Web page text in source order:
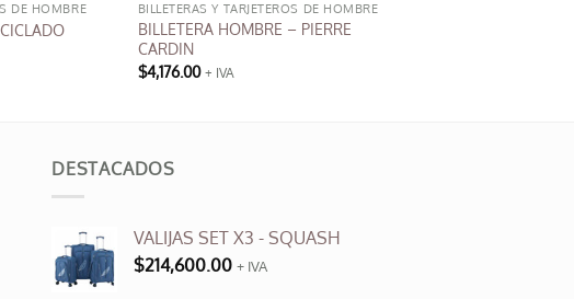
DE HOMBRE BILLETERAS Y TARJETEROS DE HOMBRE
BILLETERA HOMBRE – PIERRE
CARDIN
$4,176.00 + IVA
múltiples
opciones
se
DESTACADOS
VALIJAS SET X3 - SQUASH
$214,600.00 + IVA